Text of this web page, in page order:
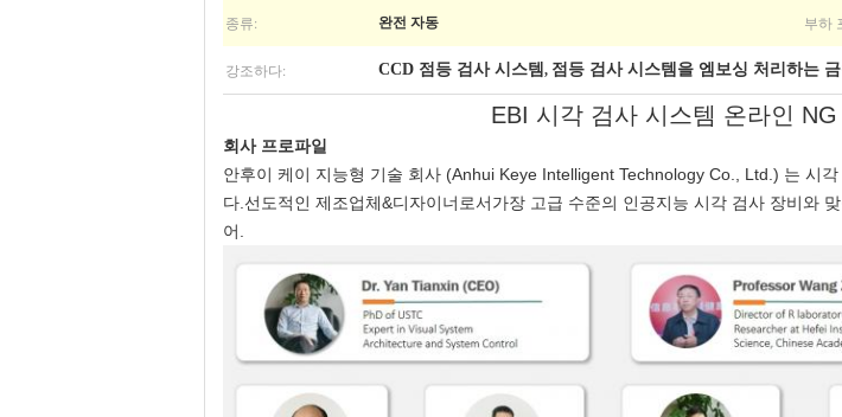
종류: 완전 자동 부하
강조하다: CCD 점등 검사 시스템 , 점등 검사 시스템을 엠보싱 처리하는
EBI 시각 검사 시스템 온라인
회사 프로파일
안후이 케이 지능형 기술 회사 (Anhui Keye Intelligent Technology Co., Ltd.) 는 시
다.선도적인 제조업체&디자이너로서가장 고급 수준의 인공지능 시각 검사 장비와
어.